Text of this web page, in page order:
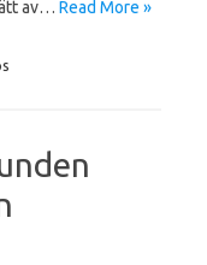
av… Read More »